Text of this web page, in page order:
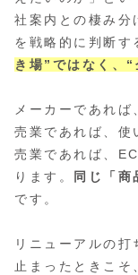
社案内との棲み分
を戦略的に判断す
き場”ではなく、
メーカーであれ
売業であれば、使
売業であれば、
ります。
同じ「商
です。
リニューアルの
止まったときこそ